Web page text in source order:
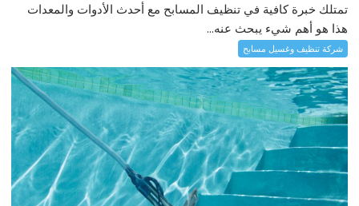
تمتلك خبرة كافية في تنظيف المسابح مع أحدث الأدوات والمعدات
هذا هو أهم شيء يبحث عنه...
شركة تنظيف وغسيل مسابح